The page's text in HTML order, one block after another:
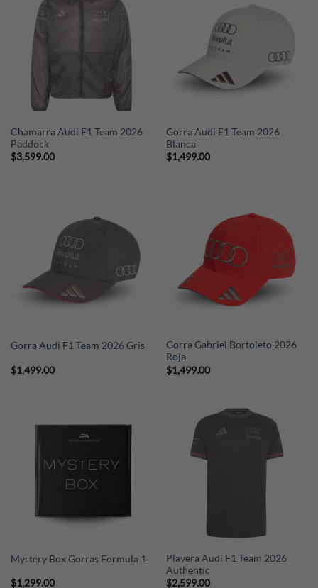
Chamarra Audi F1 Team 2026
Paddock
$3,599.00
Gorra Audi F1 Team 2026
Blanca
$1,499.00
Gorra Audi F1 Team 2026 Gris
$1,499.00
Gorra Gabriel Bortoleto 2026
Roja
$1,499.00
Mystery Box Gorras Formula 1
$1,299.00
Playera Audi F1 Team 2026
Authentic
$2,599.00